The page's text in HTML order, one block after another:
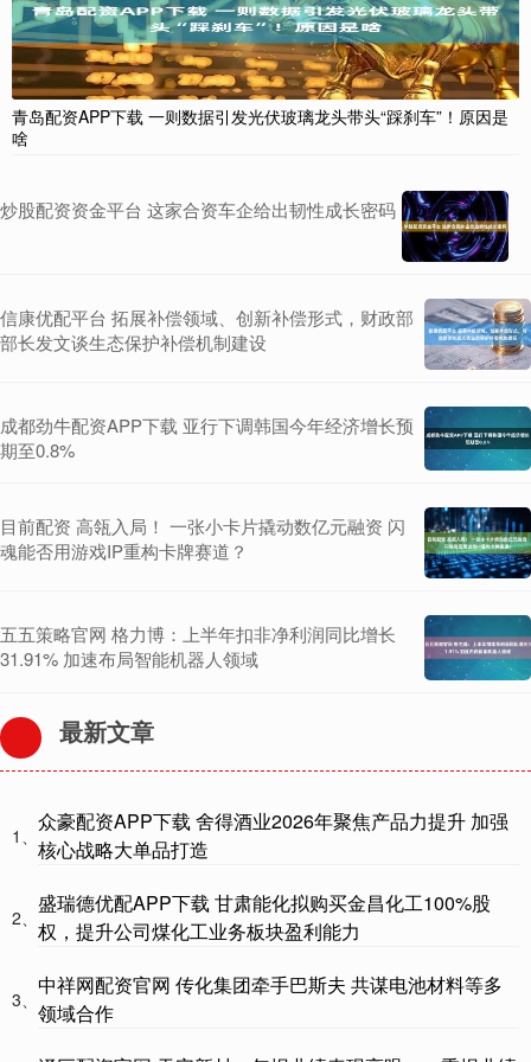
青岛配资APP下载 一则数据引发光伏玻璃龙头带头“踩刹车”！原因是
啥
炒股配资资金平台 这家合资车企给出韧性成长密码
信康优配平台 拓展补偿领域、创新补偿形式，财政部
部长发文谈生态保护补偿机制建设
成都劲牛配资APP下载 亚行下调韩国今年经济增长预
期至0.8%
目前配资 高瓴入局！ 一张小卡片撬动数亿元融资 闪
魂能否用游戏IP重构卡牌赛道？
五五策略官网 格力博：上半年扣非净利润同比增长
31.91% 加速布局智能机器人领域
最新文章
1、
众豪配资APP下载 舍得酒业2026年聚焦产品力提升 加强
核心战略大单品打造
2、
盛瑞德优配APP下载 甘肃能化拟购买金昌化工100%股
权，提升公司煤化工业务板块盈利能力
3、
中祥网配资官网 传化集团牵手巴斯夫 共谋电池材料等多
领域合作